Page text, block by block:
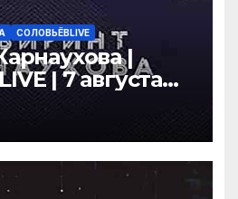
СОЛОВЬЁВLIVE
|
| 7 августа